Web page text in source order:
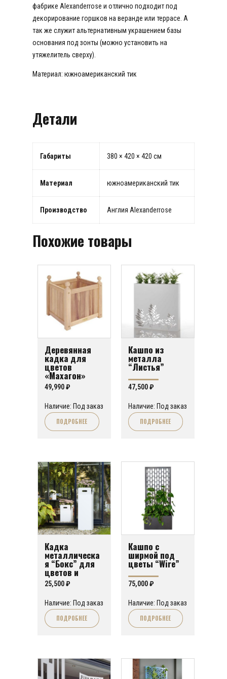
фабрике Alexanderrose и отлично подходит под
декорирование горшков на веранде или террасе. А
так же служит альтернативным украшением базы
основания под зонты (можно установить на
утяжелитель сверху).
Материал: южноамериканский тик
Детали
Габариты 380 × 420 × 420 см
Материал южноамериканский тик
Производство Англия Alexanderrose
Похожие товары
Деревянная
кадка для
цветов
«Махагон»
Производство:
Англия
49,990₽
Наличие: Под заказ
ПОДРОБНЕЕ
Кашпо из
металла
“Листья”
47,500₽
Наличие: Под заказ
ПОДРОБНЕЕ
Кадка
металлическа
я “Бокс” для
цветов и
кустов (6
вариантов)
25,500₽
Наличие: Под заказ
ПОДРОБНЕЕ
Кашпо с
ширмой под
цветы “Wire”
75,000₽
Наличие: Под заказ
ПОДРОБНЕЕ